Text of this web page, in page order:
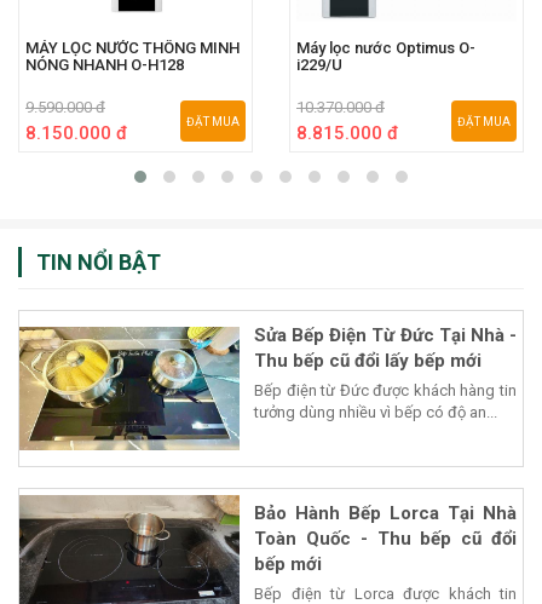
MÁY LỌC NƯỚC THÔNG MINH
NÓNG NHANH O-H128
9.590.000 đ
8.150.000 đ
ĐẶT MUA
Máy lọc nước Optimus O-
i229/U
10.370.000 đ
8.815.000 đ
ĐẶT MUA
TIN NỔI BẬT
Sửa Bếp Điện Từ Đức Tại Nhà -
Thu bếp cũ đổi lấy bếp mới
Bếp điện từ Đức được khách hàng tin
tưởng dùng nhiều vì bếp có độ an...
Bảo Hành Bếp Lorca Tại Nhà
Toàn Quốc - Thu bếp cũ đổi
bếp mới
Bếp điện từ Lorca được khách tin